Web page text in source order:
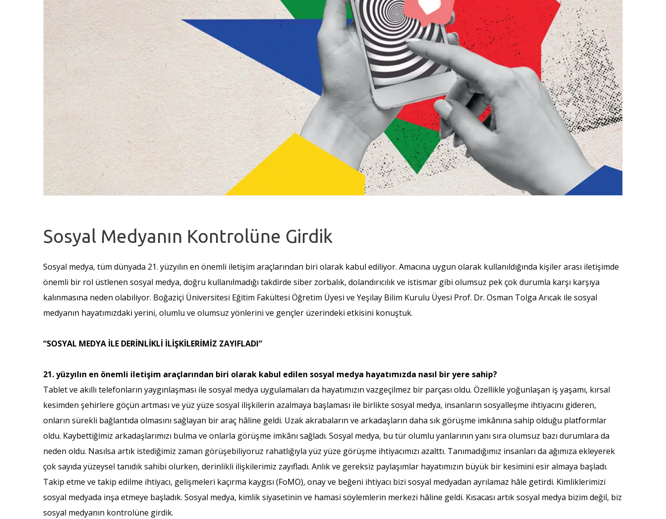
Sosyal Medyanın Kontrolüne Girdik
Sosyal medya, tüm dünyada 21. yüzyılın en önemli iletişim araçlarından biri olarak kabul ediliyor. Amacına uygun olarak kullanıldığında kişiler arası iletişimde
önemli bir rol üstlenen sosyal medya, doğru kullanılmadığı takdirde siber zorbalık, dolandırıcılık ve istismar gibi olumsuz pek çok durumla karşı karşıya
kalınmasına neden olabiliyor. Boğaziçi Üniversitesi Eğitim Fakültesi Öğretim Üyesi ve Yeşilay Bilim Kurulu Üyesi Prof. Dr. Osman Tolga Arıcak ile sosyal
medyanın hayatımızdaki yerini, olumlu ve olumsuz yönlerini ve gençler üzerindeki etkisini konuştuk.
“SOSYAL MEDYA İLE DERİNLİKLİ İLİŞKİLERİMİZ ZAYIFLADI”
21. yüzyılın en önemli iletişim araçlarından biri olarak kabul edilen sosyal medya hayatımızda nasıl bir yere sahip?
Tablet ve akıllı telefonların yaygınlaşması ile sosyal medya uygulamaları da hayatımızın vazgeçilmez bir parçası oldu. Özellikle yoğunlaşan iş yaşamı, kırsal
kesimden şehirlere göçün artması ve yüz yüze sosyal ilişkilerin azalmaya başlaması ile birlikte sosyal medya, insanların sosyalleşme ihtiyacını gideren,
onların sürekli bağlantıda olmasını sağlayan bir araç hâline geldi. Uzak akrabaların ve arkadaşların daha sık görüşme imkânına sahip olduğu platformlar
oldu. Kaybettiğimiz arkadaşlarımızı bulma ve onlarla görüşme imkânı sağladı. Sosyal medya, bu tür olumlu yanlarının yanı sıra olumsuz bazı durumlara da
neden oldu. Nasılsa artık istediğimiz zaman görüşebiliyoruz rahatlığıyla yüz yüze görüşme ihtiyacımızı azalttı. Tanımadığımız insanları da ağımıza ekleyerek
çok sayıda yüzeysel tanıdık sahibi olurken, derinlikli ilişkilerimiz zayıfladı. Anlık ve gereksiz paylaşımlar hayatımızın büyük bir kesimini esir almaya başladı.
Takip etme ve takip edilme ihtiyacı, gelişmeleri kaçırma kaygısı (FoMO), onay ve beğeni ihtiyacı bizi sosyal medyadan ayrılamaz hâle getirdi. Kimliklerimizi
sosyal medyada inşa etmeye başladık. Sosyal medya, kimlik siyasetinin ve hamasi söylemlerin merkezi hâline geldi. Kısacası artık sosyal medya bizim değil, biz
sosyal medyanın kontrolüne girdik.